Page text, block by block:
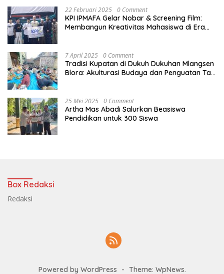
22 Februari 2025 0 Comment
KPI IPMAFA Gelar Nobar & Screening Film:
Membangun Kreativitas Mahasiswa di Era
7 April 2025 0 Comment
Tradisi Kupatan di Dukuh Dukuhan Mlangsen
Blora: Akulturasi Budaya dan Penguatan Tali
25 Mei 2025 0 Comment
Artha Mas Abadi Salurkan Beasiswa
Pendidikan untuk 300 Siswa
Box Redaksi
Redaksi
Powered by WordPress - Theme: WpNews.